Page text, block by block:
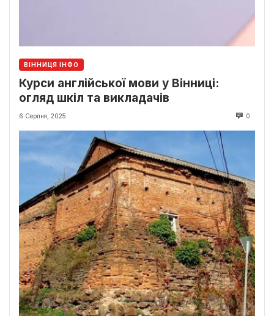
ВІННИЦЯ ІНФО
Курси англійської мови у Вінниці:
огляд шкіл та викладачів
6 Серпня, 2025 0